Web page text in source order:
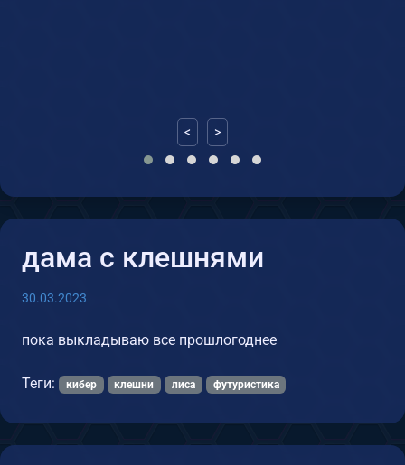
< >
дама с клешнями
30.03.2023
пока выкладываю все прошлогоднее
Теги: кибер клешни лиса футуристика